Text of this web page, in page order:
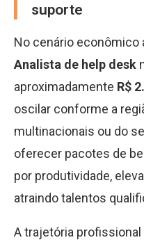
suporte
No cenário econômico
Analista de help desk
aproximadamente R$
oscilar conforme a
multinacionais ou do
oferecer pacotes de
por produtividade,
atraindo talentos
A trajetória